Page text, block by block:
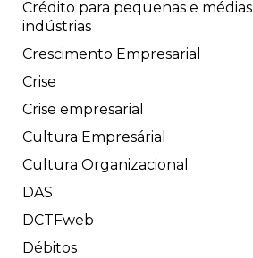
Crédito para pequenas e médias
indústrias
Crescimento Empresarial
Crise
Crise empresarial
Cultura Empresárial
Cultura Organizacional
DAS
DCTFweb
Débitos